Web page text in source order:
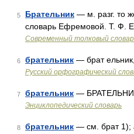
5 Брательник — м. разг. то
словарь Ефремовой. Т. Ф.
Современный толковый
6 брательник — брат
Русский орфографический
7 брательник —
Энциклопедический словарь
8 брательник — см. брат 1);